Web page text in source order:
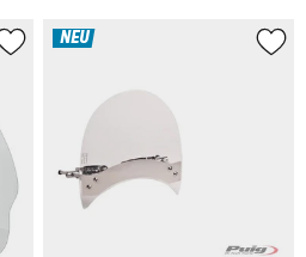
NEU